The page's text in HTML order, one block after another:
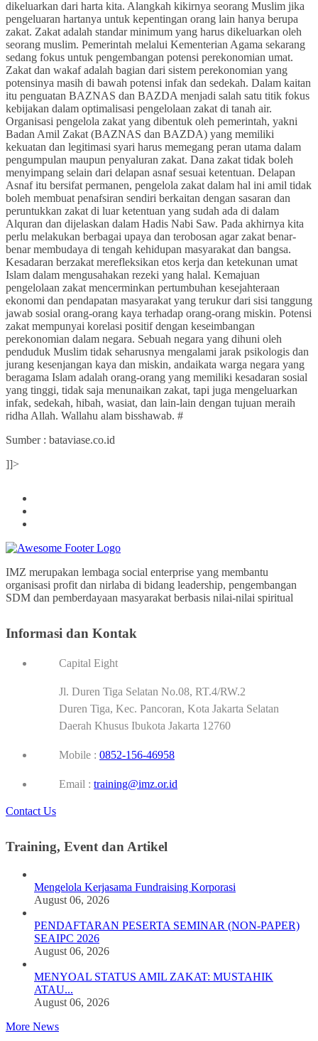
dikeluarkan dari harta kita. Alangkah kikirnya seorang Muslim jika
pengeluaran hartanya untuk kepentingan orang lain hanya berupa
zakat. Zakat adalah standar minimum yang harus dikeluarkan oleh
seorang muslim. Pemerintah melalui Kementerian Agama sekarang
sedang fokus untuk pengembangan potensi perekonomian umat.
Zakat dan wakaf adalah bagian dari sistem perekonomian yang
potensinya masih di bawah potensi infak dan sedekah. Dalam kaitan
itu penguatan BAZNAS dan BAZDA menjadi salah satu titik fokus
kebijakan dalam optimalisasi pengelolaan zakat di tanah air.
Organisasi pengelola zakat yang dibentuk oleh pemerintah, yakni
Badan Amil Zakat (BAZNAS dan BAZDA) yang memiliki
kekuatan dan legitimasi syari harus memegang peran utama dalam
pengumpulan maupun penyaluran zakat. Dana zakat tidak boleh
menyimpang selain dari delapan asnaf sesuai ketentuan. Delapan
Asnaf itu bersifat permanen, pengelola zakat dalam hal ini amil tidak
boleh membuat penafsiran sendiri berkaitan dengan sasaran dan
peruntukkan zakat di luar ketentuan yang sudah ada di dalam
Alquran dan dijelaskan dalam Hadis Nabi Saw. Pada akhirnya kita
perlu melakukan berbagai upaya dan terobosan agar zakat benar-
benar membudaya di tengah kehidupan masyarakat dan bangsa.
Kesadaran berzakat merefleksikan etos kerja dan ketekunan umat
Islam dalam mengusahakan rezeki yang halal. Kemajuan
pengelolaan zakat mencerminkan pertumbuhan kesejahteraan
ekonomi dan pendapatan masyarakat yang terukur dari sisi tanggung
jawab sosial orang-orang kaya terhadap orang-orang miskin. Potensi
zakat mempunyai korelasi positif dengan keseimbangan
perekonomian dalam negara. Sebuah negara yang dihuni oleh
penduduk Muslim tidak seharusnya mengalami jarak psikologis dan
jurang kesenjangan kaya dan miskin, andaikata warga negara yang
beragama Islam adalah orang-orang yang memiliki kesadaran sosial
yang tinggi, tidak saja menunaikan zakat, tapi juga mengeluarkan
infak, sedekah, hibah, wasiat, dan lain-lain dengan tujuan meraih
ridha Allah. Wallahu alam bisshawab. #
Sumber : bataviase.co.id
]]>
IMZ merupakan lembaga social enterprise yang membantu
organisasi profit dan nirlaba di bidang leadership, pengembangan
SDM dan pemberdayaan masyarakat berbasis nilai-nilai spiritual
Informasi dan Kontak
Capital Eight
Jl. Duren Tiga Selatan No.08, RT.4/RW.2
Duren Tiga, Kec. Pancoran, Kota Jakarta Selatan
Daerah Khusus Ibukota Jakarta 12760
Mobile : 0852-156-46958
Email : training@imz.or.id
Contact Us
Training, Event dan Artikel
Mengelola Kerjasama Fundraising Korporasi
August 06, 2026
PENDAFTARAN PESERTA SEMINAR (NON-PAPER)
SEAIPC 2026
August 06, 2026
MENYOAL STATUS AMIL ZAKAT: MUSTAHIK
ATAU...
August 06, 2026
More News